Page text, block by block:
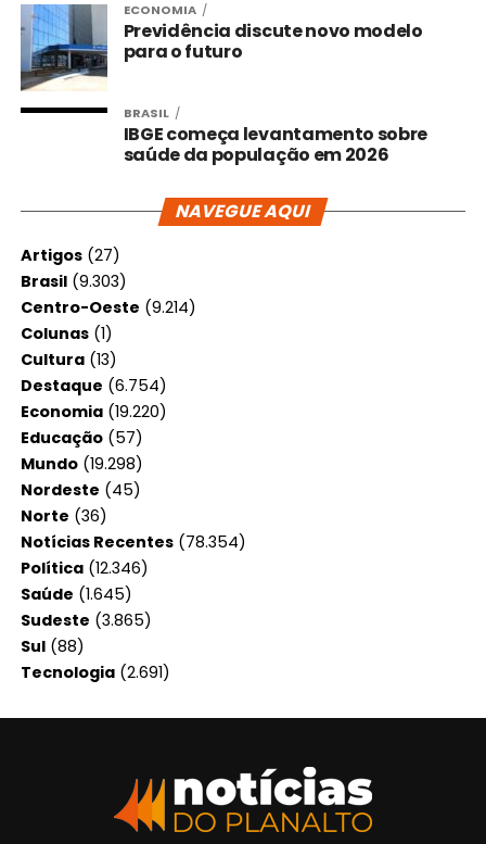
ECONOMIA
Previdência discute novo modelo
para o futuro
BRASIL
IBGE começa levantamento sobre
saúde da população em 2026
NAVEGUE AQUI
Artigos(27)
Brasil(9.303)
Centro-Oeste (9.214)
Colunas(1)
Cultura(13)
Destaque (6.754)
Economia(19.220)
Educação(57)
Mundo(19.298)
Nordeste (45)
Norte (36)
Notícias Recentes(78.354)
Política(12.346)
Saúde (1.645)
Sudeste (3.865)
Sul(88)
Tecnologia(2.691)